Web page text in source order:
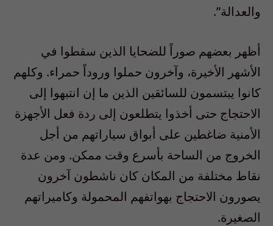
والعدالة”.
أظهر بعضهم صوراً للضحايا الذين سقطوا في
الأشهر الأخيرة، وآخرون حملوا وروداً حمراء. وكلهم
كانوا يبتسمون للسائقين الذين ما إن انتبهوا إلى
الاحتجاج حتى أخذوا يتطلعون إلى ردة فعل الأجهزة
الأمنية ضاغطين على أبواق سياراتهم من أجل
الخروج من الساحة بأسرع وقت ممكن. ومن عدة
نقاط مختلفة من المكان كان ناشطون آخرون
يصورون الاحتجاج بهواتفهم المحمولة وكاميراتهم
الصغيرة.